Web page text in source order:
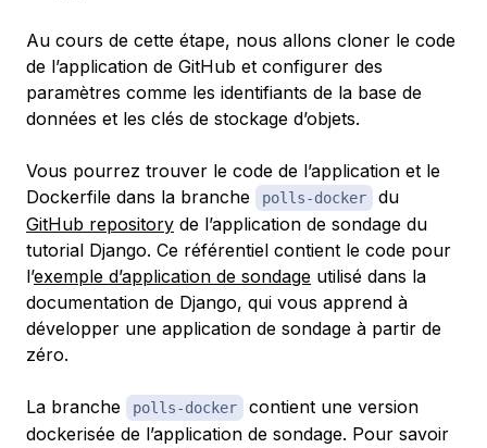
Au cours de cette étape, nous allons cloner le code
de l’application de GitHub et configurer des
paramètres comme les identifiants de la base de
données et les clés de stockage d’objets.
Vous pourrez trouver le code de l’application et le
Dockerfile dans la branche
polls-docker
du
GitHub repository de l’application de sondage du
tutorial Django. Ce référentiel contient le code pour
l’exemple d’application de sondage utilisé dans la
documentation de Django, qui vous apprend à
développer une application de sondage à partir de
zéro.
La branche polls-docker
contient une version
dockerisée de l’application de sondage. Pour savoir